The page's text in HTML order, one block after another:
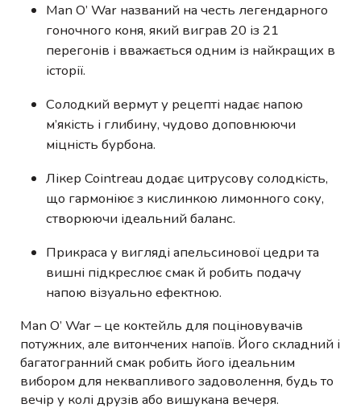
Man O’ War названий на честь легендарного
гоночного коня, який виграв 20 із 21
перегонів і вважається одним із найкращих в
історії.
Солодкий вермут у рецепті надає напою
м’якість і глибину, чудово доповнюючи
міцність бурбона.
Лікер Cointreau додає цитрусову солодкість,
що гармоніює з кислинкою лимонного соку,
створюючи ідеальний баланс.
Прикраса у вигляді апельсинової цедри та
вишні підкреслює смак й робить подачу
напою візуально ефектною.
Man O’ War – це коктейль для поціновувачів
потужних, але витончених напоїв. Його складний і
багатогранний смак робить його ідеальним
вибором для неквапливого задоволення, будь то
вечір у колі друзів або вишукана вечеря.